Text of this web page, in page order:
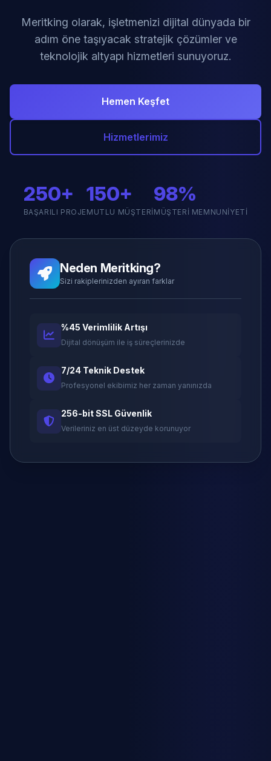
Meritking olarak, işletmenizi dijital dünyada bir
adım öne taşıyacak stratejik çözümler ve
teknolojik altyapı hizmetleri sunuyoruz.
Hemen Keşfet
Hizmetlerimiz
250+
BAŞARILI PROJE
150+
MUTLU MÜŞTERI
98%
MÜŞTERI MEMNUNIYETI
Neden Meritking?
Sizi rakiplerinizden ayıran farklar
%45 Verimlilik Artışı
Dijital dönüşüm ile iş süreçlerinizde
7/24 Teknik Destek
Profesyonel ekibimiz her zaman yanınızda
256-bit SSL Güvenlik
Verileriniz en üst düzeyde korunuyor